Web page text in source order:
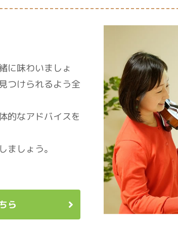
に味わいましょ
つけられるよう全
的なアドバイスを
ましょう。
ら